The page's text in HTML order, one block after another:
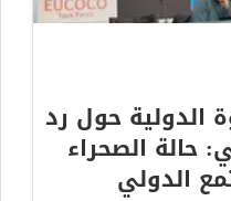
الدولية حول رد
حالة الصحراء
الدولي